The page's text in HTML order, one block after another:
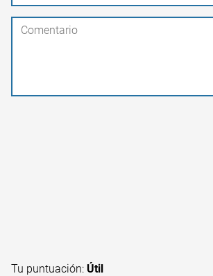
Tu puntuación: Útil